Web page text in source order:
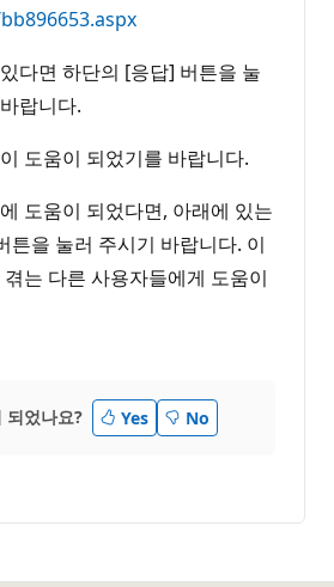
다면 하단의 [응답] 버튼을 눌
랍니다.
도움이 되었기를 바랍니다.
도움이 되었다면, 아래에 있는
튼을 눌러 주시기 바랍니다. 이
는 다른 사용자들에게 도움이
되었나요? Yes No